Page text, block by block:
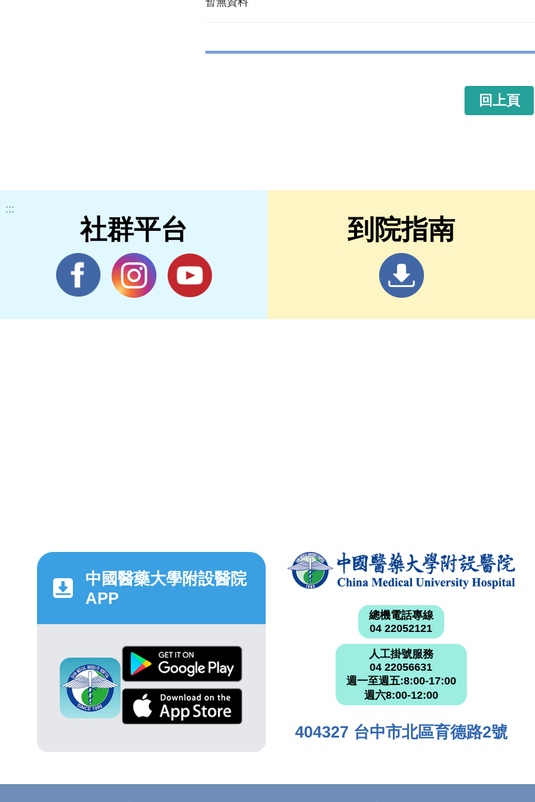
回上頁
:::
社群平台 到院指南
中國醫藥大學附設醫院
APP
總機電話專線
04 22052121
人工掛號服務
04 22056631
週一至週五:8:00-17:00
週六8:00-12:00
404327 台中市北區育德路2號